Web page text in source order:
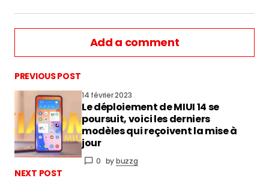
Add a comment
vous connecter
PREVIOUS POST
14 février 2023
Le déploiement de MIUI 14 se
poursuit, voici les derniers
modèles qui reçoivent la mise à
jour
0 bybuzzg
NEXT POST